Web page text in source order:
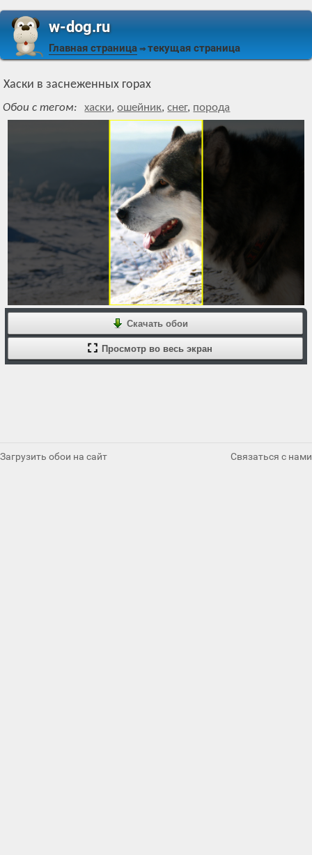
w-dog.ru
Главная страница ⇒ текущая страница
Хаски в заснеженных горах
Обои с тегом: хаски,ошейник,снег, порода
Скачать обои
Просмотр во весь экран
Загрузить обои на сайт Связаться с нами